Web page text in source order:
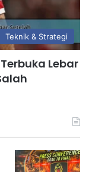
Teknik & Strategi
Lebar